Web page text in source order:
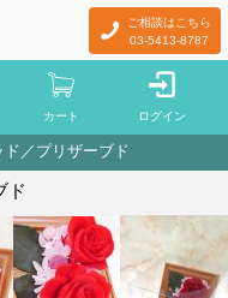
ご相談はこちら
03-5413-8787
カート ログイン
／プリザーブド
ド